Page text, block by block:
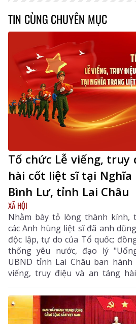
TIN CÙNG CHUYÊN MỤC
Tổ chức Lễ viếng, truy
hài cốt liệt sĩ tại
Bình Lư, tỉnh Lai Châu
XÃ HỘI
Nhằm bày tỏ lòng thành kính,
các Anh hùng liệt sĩ đã anh
độc lập, tự do của Tổ quốc;
thống yêu nước, đạo lý
UBND tỉnh Lai Châu ban
viếng, truy điệu và an táng
trang liệt sĩ xã Bình Lư. Bộ
đơn vị chủ trì, phối hợp với các
triển khai các nội dung, bảo
trang nghiêm, trọng thể, đúng